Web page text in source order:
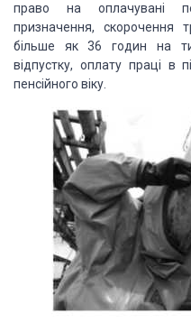
право на оплачувані
призначення, скорочення
більше як 36 годин на
відпустку, оплату праці в
пенсійного віку.